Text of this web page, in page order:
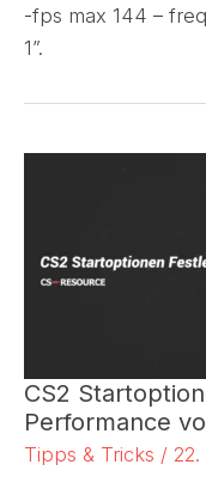
-fps max 144 –
1”.
CS2
Performance
Tipps & Tricks /